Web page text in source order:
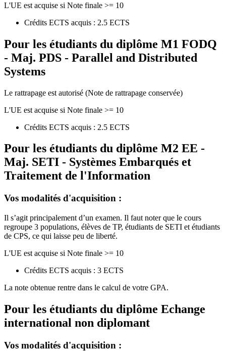
L'UE est acquise si Note finale >= 10
Crédits ECTS acquis : 2.5 ECTS
Pour les étudiants du diplôme M1 FODQ
- Maj. PDS - Parallel and Distributed
Systems
Le rattrapage est autorisé (Note de rattrapage conservée)
L'UE est acquise si Note finale >= 10
Crédits ECTS acquis : 2.5 ECTS
Pour les étudiants du diplôme M2 EE -
Maj. SETI - Systèmes Embarqués et
Traitement de l'Information
Vos modalités d'acquisition :
Il s’agit principalement d’un examen. Il faut noter que le cours
regroupe 3 populations, élèves de TP, étudiants de SETI et étudiants
de CPS, ce qui laisse peu de liberté.
L'UE est acquise si Note finale >= 10
Crédits ECTS acquis : 3 ECTS
La note obtenue rentre dans le calcul de votre GPA.
Pour les étudiants du diplôme Echange
international non diplomant
Vos modalités d'acquisition :